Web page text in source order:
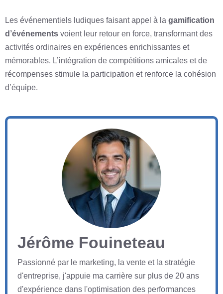
Les événementiels ludiques faisant appel à la gamification
d’événements voient leur retour en force, transformant des
activités ordinaires en expériences enrichissantes et
mémorables. L’intégration de compétitions amicales et de
récompenses stimule la participation et renforce la cohésion
d’équipe.
Jérôme Fouineteau
Passionné par le marketing, la vente et la stratégie
d'entreprise, j'appuie ma carrière sur plus de 20 ans
d'expérience dans l'optimisation des performances